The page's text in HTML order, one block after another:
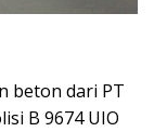
beton dari PT
B 9674 UIO